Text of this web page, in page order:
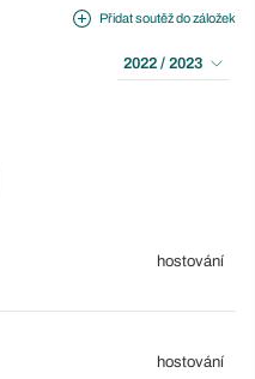
Přidat soutěž do záložek
2022 / 2023
hostování
hostování